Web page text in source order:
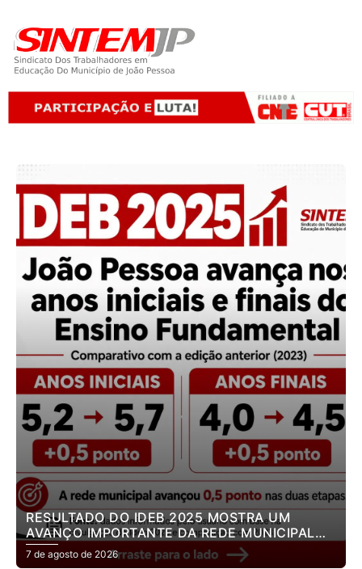
RESULTADO DO IDEB 2025 MOSTRA UM
AVANÇO IMPORTANTE DA REDE MUNICIPAL
DE ENSINO DE JOÃO PESSOA.
7 de agosto de 2026